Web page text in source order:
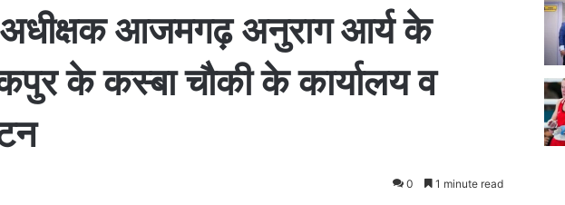
आजमगढ़ अनुराग आर्य के
के कस्बा चौकी के कार्यालय व
0 1 minute read